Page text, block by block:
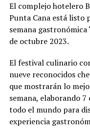
El complejo hotelero
Punta Cana está listo
semana gastronómica
de octubre 2023.
El festival culinario
nueve reconocidos
que mostrarán lo
semana, elaborando
todo el mundo para
experiencia